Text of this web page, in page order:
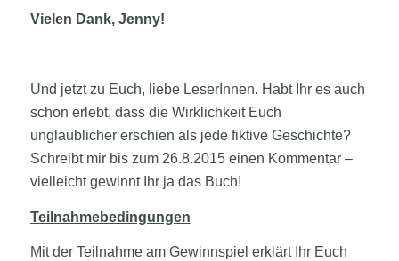
Vielen Dank, Jenny!
Und jetzt zu Euch, liebe LeserInnen. Habt Ihr es auch
schon erlebt, dass die Wirklichkeit Euch
unglaublicher erschien als jede fiktive Geschichte?
Schreibt mir bis zum 26.8.2015 einen Kommentar –
vielleicht gewinnt Ihr ja das Buch!
Teilnahmebedingungen
Mit der Teilnahme am Gewinnspiel erklärt Ihr Euch